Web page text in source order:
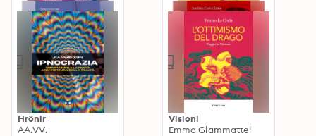
Hrönir
AA.VV.
Visioni
Emma Giammattei